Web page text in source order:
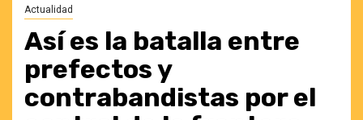
Actualidad
Así es la batalla entre
prefectos y
contrabandistas por el